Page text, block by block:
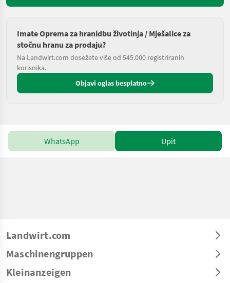
Imate Oprema za hranidbu životinja / Mješalice za
stočnu hranu za prodaju?
Na Landwirt.com dosežete više od 545.000 registriranih
korisnika.
Objavi oglas besplatno
WhatsApp Upit
Landwirt.com
Maschinengruppen
Kleinanzeigen